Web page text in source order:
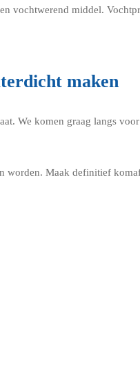
vochtwerend middel.
maken
We komen graag langs
worden. Maak definitief